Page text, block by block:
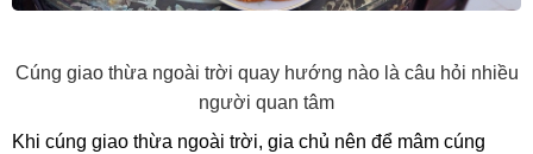
Cúng giao thừa ngoài trời quay hướng nào là câu hỏi nhiều
người quan tâm
Khi cúng giao thừa ngoài trời, gia chủ nên để mâm cúng